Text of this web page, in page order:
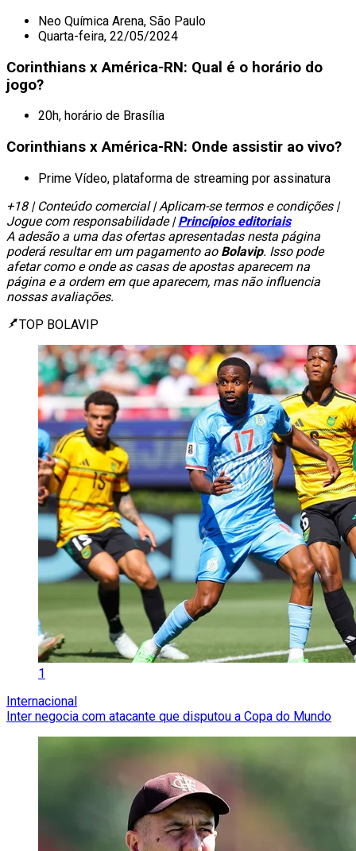
Neo Química Arena, São Paulo
Quarta-feira, 22/05/2024
Corinthians x América-RN: Qual é o horário do
jogo?
20h, horário de Brasília
Corinthians x América-RN: Onde assistir ao vivo?
Prime Vídeo, plataforma de streaming por assinatura
+18 | Conteúdo comercial | Aplicam-se termos e condições |
Jogue com responsabilidade |Princípios editoriais
A adesão a uma das ofertas apresentadas nesta página
poderá resultar em um pagamento ao Bolavip. Isso pode
afetar como e onde as casas de apostas aparecem na
página e a ordem em que aparecem, mas não influencia
nossas avaliações.
TOP BOLAVIP
1
Internacional
Inter negocia com atacante que disputou a Copa do Mundo